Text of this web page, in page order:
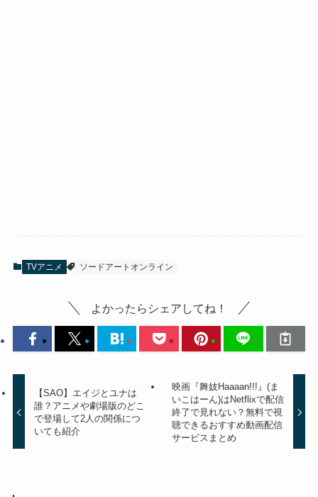
TVアニメ ソードアートオンライン
よかったらシェアしてね！
【SAO】エイジとユナは
誰？アニメや劇場版のどこ
で登場して2人の関係につ
いても紹介
映画『舞妓Haaaan!!!』(ま
いこはーん)はNetflixで配信
終了で見れない？無料で視
聴できるおすすめ動画配信
サービスまとめ